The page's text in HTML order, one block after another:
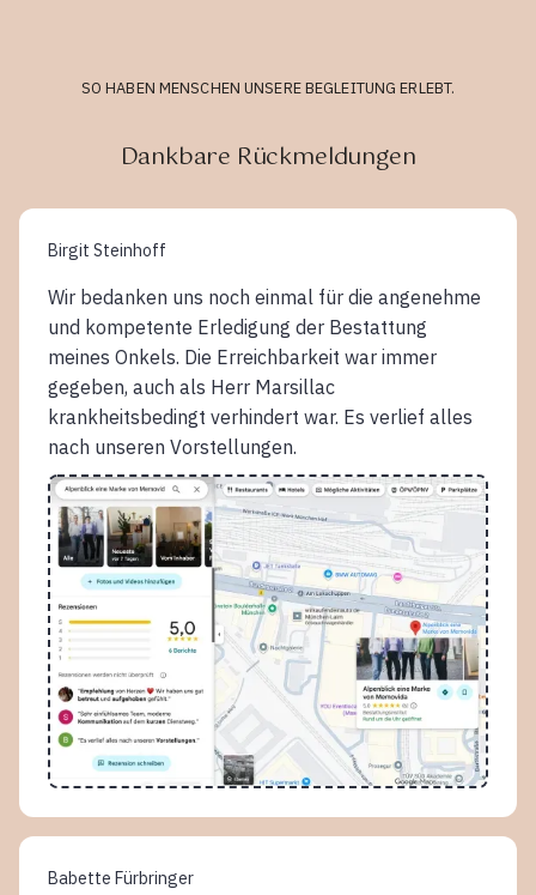
SO HABEN MENSCHEN UNSERE BEGLEITUNG ERLEBT.
Dankbare Rückmeldungen
Birgit Steinhoff
Wir bedanken uns noch einmal für die angenehme
und kompetente Erledigung der Bestattung
meines Onkels. Die Erreichbarkeit war immer
gegeben, auch als Herr Marsillac
krankheitsbedingt verhindert war. Es verlief alles
nach unseren Vorstellungen.
Babette Fürbringer